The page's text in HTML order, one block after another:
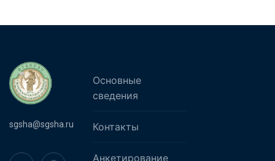
sgsha@sgsha.ru
Основные
сведения
Контакты
Анкетирование